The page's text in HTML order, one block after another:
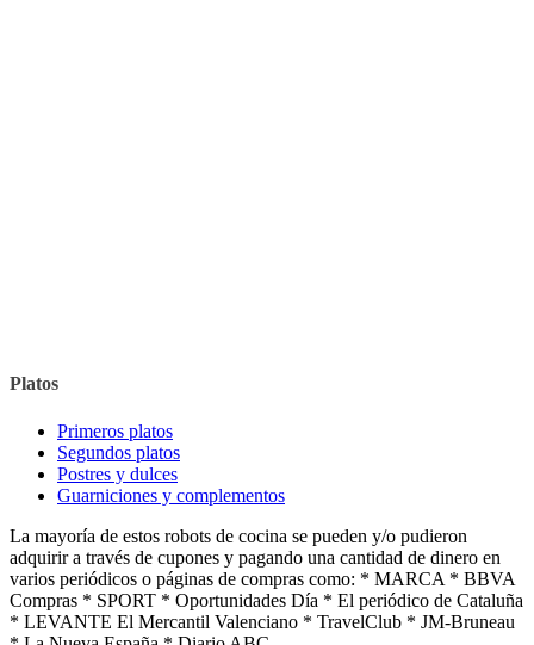
Platos
Primeros platos
Segundos platos
Postres y dulces
Guarniciones y complementos
La mayoría de estos robots de cocina se pueden y/o pudieron
adquirir a través de cupones y pagando una cantidad de dinero en
varios periódicos o páginas de compras como: * MARCA * BBVA
Compras * SPORT * Oportunidades Día * El periódico de Cataluña
* LEVANTE El Mercantil Valenciano * TravelClub * JM-Bruneau